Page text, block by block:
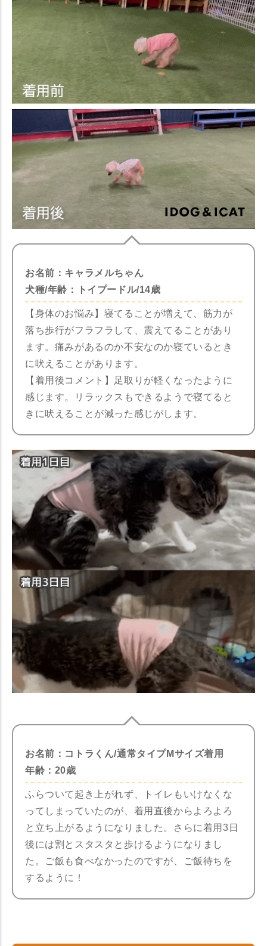
お名前：キャラメルちゃん
犬種/年齢：トイプードル/14歳
【身体のお悩み】寝てることが増えて、筋力が
落ち歩行がフラフラして、震えてることがあり
ます。痛みがあるのか不安なのか寝ているとき
に吠えることがあります。
【着用後コメント】足取りが軽くなったように
感じます。リラックスもできるようで寝てると
きに吠えることが減った感じがします。
お名前：コトラくん/通常タイプMサイズ着用
年齢：20歳
ふらついて起き上がれず、トイレもいけなくな
ってしまっていたのが、着用直後からよろよろ
と立ち上がるようになりました。さらに着用3日
後には割とスタスタと歩けるようになりまし
た。ご飯も食べなかったのですが、ご飯待ちを
するように！